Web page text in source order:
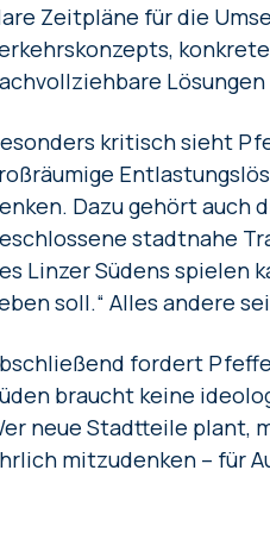
Zeitpläne für die
kritisch sieht
Dazu gehört auch
stadtnahe
Linzer Südens spielen
soll.“ Alles andere
fordert
braucht keine
neue Stadtteile plant,
mitzudenken – für